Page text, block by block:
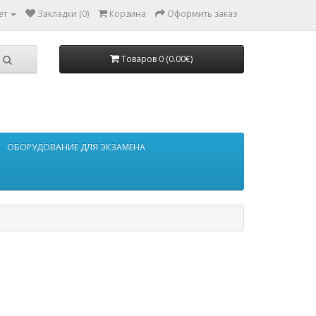
Закладки (0) Корзина Оформить заказ
Товаров 0 (0.00€)
ОБОРУДОВАНИЕ ДЛЯ ЭКЗАМЕНА